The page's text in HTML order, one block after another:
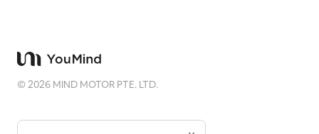
©2026 MIND MOTOR PTE. LTD.